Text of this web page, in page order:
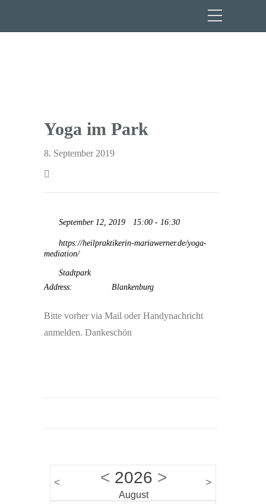
Yoga im Park
8. September 2019
September 12, 2019 15:00 - 16:30
https://heilpraktikerin-mariawerner.de/yoga-
mediation/
Stadtpark
Address:
Blankenburg
Bitte vorher via Mail oder Handynachricht
anmelden. Dankeschön
< < 2026 >
August
>